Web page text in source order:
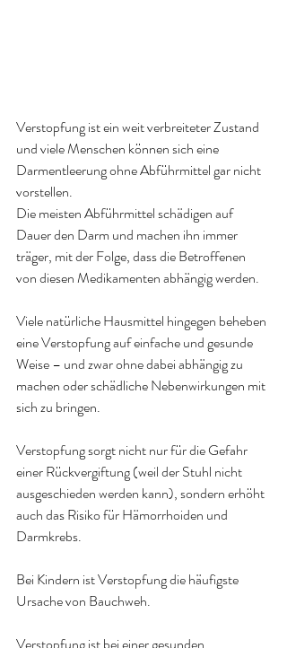
Verstopfung ist ein weit verbreiteter Zustand
und viele Menschen können sich eine
Darmentleerung ohne Abführmittel gar nicht
vorstellen.
Die meisten Abführmittel schädigen auf
Dauer den Darm und machen ihn immer
träger, mit der Folge, dass die Betroffenen
von diesen Medikamenten abhängig werden.
Viele natürliche Hausmittel hingegen beheben
eine Verstopfung auf einfache und gesunde
Weise – und zwar ohne dabei abhängig zu
machen oder schädliche Nebenwirkungen mit
sich zu bringen.
Verstopfung sorgt nicht nur für die Gefahr
einer Rückvergiftung (weil der Stuhl nicht
ausgeschieden werden kann), sondern erhöht
auch das Risiko für Hämorrhoiden und
Darmkrebs.
Bei Kindern ist Verstopfung die häufigste
Ursache von Bauchweh.